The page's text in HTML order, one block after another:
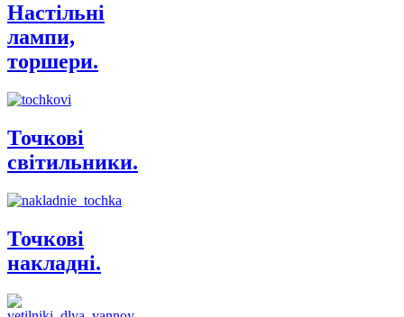
Настільні
лампи,
торшери.
Точкові
світильники.
Точкові
накладні.